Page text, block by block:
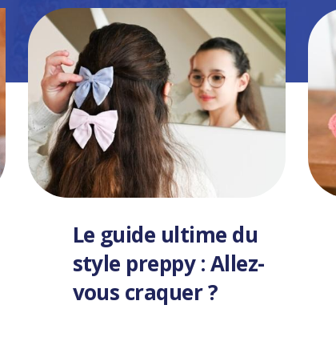
Le guide ultime du
style preppy : Allez-
vous craquer ?